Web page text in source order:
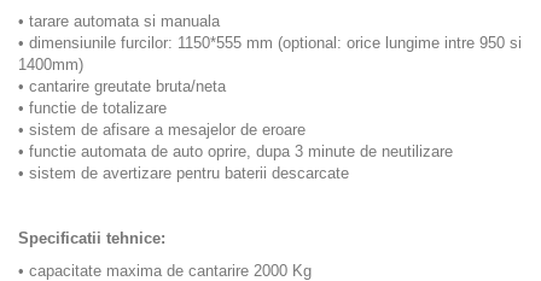
• tarare automata si manuala
• dimensiunile furcilor: 1150*555 mm (optional: orice lungime intre 950 si
1400mm)
• cantarire greutate bruta/neta
• functie de totalizare
• sistem de afisare a mesajelor de eroare
• functie automata de auto oprire, dupa 3 minute de neutilizare
• sistem de avertizare pentru baterii descarcate
Specificatii tehnice:
• capacitate maxima de cantarire 2000 Kg